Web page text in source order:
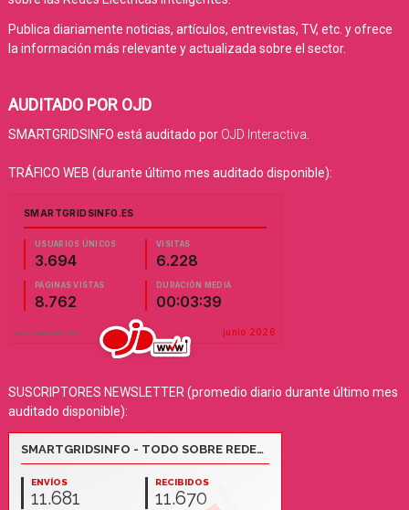
Publica diariamente noticias, artículos, entrevistas, TV, etc. y ofrece
la información más relevante y actualizada sobre el sector.
AUDITADO POR OJD
SMARTGRIDSINFO está auditado por OJD Interactiva
TRÁFICO WEB (durante último mes auditado disponible):
SUSCRIPTORES NEWSLETTER (promedio diario durante último mes
auditado disponible):